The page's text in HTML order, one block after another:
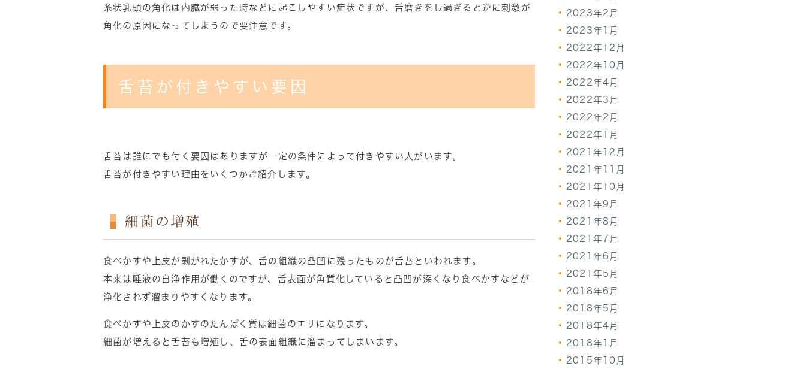
糸状乳頭の角化は内臓が弱った時などに起こしやすい症状ですが、舌磨きをし過ぎると逆に刺激が
角化の原因になってしまうので要注意です。
舌苔が付きやすい要因
舌苔は誰にでも付く要因はありますが一定の条件によって付きやすい人がいます。
舌苔が付きやすい理由をいくつかご紹介します。
細菌の増殖
食べかすや上皮が剥がれたかすが、舌の組織の凸凹に残ったものが舌苔といわれます。
本来は唾液の自浄作用が働くのですが、舌表面が角質化していると凸凹が深くなり食べかすなどが
浄化されず溜まりやすくなります。
食べかすや上皮のかすのたんぱく質は細菌のエサになります。
細菌が増えると舌苔も増殖し、舌の表面組織に溜まってしまいます。
2023年2月
2023年1月
2022年12月
2022年10月
2022年4月
2022年3月
2022年2月
2022年1月
2021年12月
2021年11月
2021年10月
2021年9月
2021年8月
2021年7月
2021年6月
2021年5月
2018年6月
2018年5月
2018年4月
2018年1月
2015年10月